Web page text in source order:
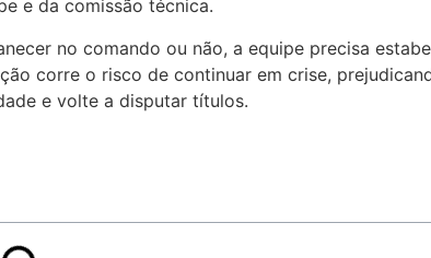
e da comissão técnica.
no comando ou não, a equipe precisa
corre o risco de continuar em crise,
e volte a disputar títulos.